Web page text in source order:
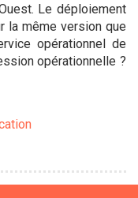
Le déploiement
la même version que
opérationnel de
opérationnelle ?